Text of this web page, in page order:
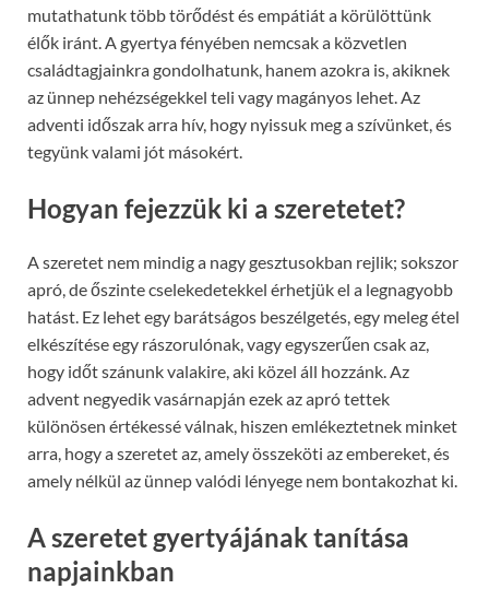
mutathatunk több törődést és empátiát a körülöttünk
élők iránt. A gyertya fényében nemcsak a közvetlen
családtagjainkra gondolhatunk, hanem azokra is, akiknek
az ünnep nehézségekkel teli vagy magányos lehet. Az
adventi időszak arra hív, hogy nyissuk meg a szívünket, és
tegyünk valami jót másokért.
Hogyan fejezzük ki a szeretetet?
A szeretet nem mindig a nagy gesztusokban rejlik; sokszor
apró, de őszinte cselekedetekkel érhetjük el a legnagyobb
hatást. Ez lehet egy barátságos beszélgetés, egy meleg étel
elkészítése egy rászorulónak, vagy egyszerűen csak az,
hogy időt szánunk valakire, aki közel áll hozzánk. Az
advent negyedik vasárnapján ezek az apró tettek
különösen értékessé válnak, hiszen emlékeztetnek minket
arra, hogy a szeretet az, amely összeköti az embereket, és
amely nélkül az ünnep valódi lényege nem bontakozhat ki.
A szeretet gyertyájának tanítása
napjainkban